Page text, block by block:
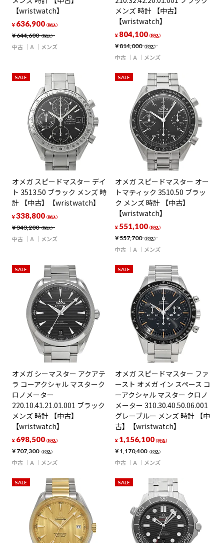
【wristwatch】
¥644,600（税込）
¥ 636,900（税込）
中古 A メンズ
メンズ 時計 【中古】
【wristwatch】
¥814,000（税込）
¥ 804,100（税込）
中古 A メンズ
SALE
オメガ スピードマスター デイ
ト 3513.50 ブラック メンズ 時
計 【中古】【wristwatch】
¥343,200（税込）
¥338,800（税込）
中古 A メンズ
SALE
オメガ スピードマスター オー
トマティック 3510.50 ブラッ
ク メンズ 時計 【中古】
【wristwatch】
¥557,700（税込）
¥ 551,100（税込）
中古 A メンズ
SALE
オメガ シーマスター アクアテ
ラ コーアクシャル マスターク
ロノメーター
220.10.41.21.01.001 ブラック
メンズ 時計 【中古】
【wristwatch】
¥707,300（税込）
¥ 698,500（税込）
中古 A メンズ
SALE
オメガ スピードマスター ファ
ースト オメガ イン スペース コ
ーアクシャル マスター クロノ
メーター 310.30.40.50.06.001
グレーブルー メンズ 時計 【中
古】【wristwatch】
¥1,170,400（税込）
¥ 1,156,100（税込）
中古 A メンズ
SALE SALE